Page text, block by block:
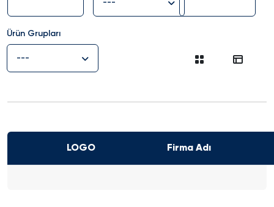
---
Ürün Grupları
---
LOGO Firma Adı